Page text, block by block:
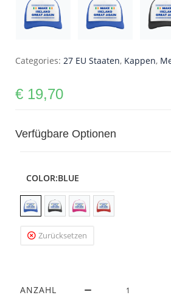
Categories: 27 EU Staaten, Kappen,
€ 19,70
Verfügbare Optionen
COLOR:BLUE
Zurücksetzen
ANZAHL